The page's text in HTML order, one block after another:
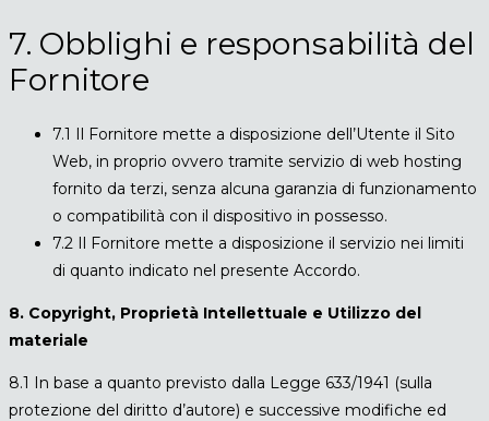
7. Obblighi e responsabilità del
Fornitore
7.1 Il Fornitore mette a disposizione dell’Utente il Sito
Web, in proprio ovvero tramite servizio di web hosting
fornito da terzi, senza alcuna garanzia di funzionamento
o compatibilità con il dispositivo in possesso.
7.2 Il Fornitore mette a disposizione il servizio nei limiti
di quanto indicato nel presente Accordo.
8. Copyright, Proprietà Intellettuale e Utilizzo del
materiale
8.1 In base a quanto previsto dalla Legge 633/1941 (sulla
protezione del diritto d’autore) e successive modifiche ed